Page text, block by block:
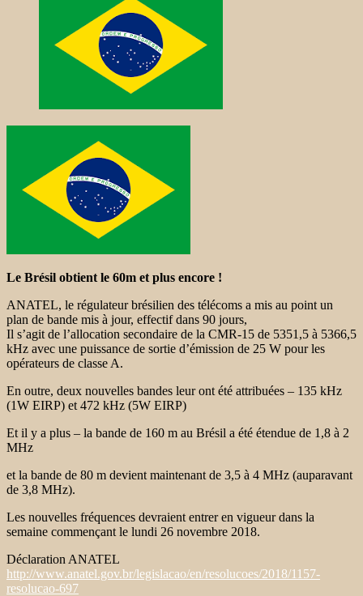
Le Brésil obtient le 60m et plus encore !
ANATEL, le régulateur brésilien des télécoms a mis au point un
plan de bande mis à jour, effectif dans 90 jours,
Il s’agit de l’allocation secondaire de la CMR-15 de 5351,5 à 5366,5
kHz avec une puissance de sortie d’émission de 25 W pour les
opérateurs de classe A.
En outre, deux nouvelles bandes leur ont été attribuées – 135 kHz
(1W EIRP) et 472 kHz (5W EIRP)
Et il y a plus – la bande de 160 m au Brésil a été étendue de 1,8 à 2
MHz
et la bande de 80 m devient maintenant de 3,5 à 4 MHz (auparavant
de 3,8 MHz).
Les nouvelles fréquences devraient entrer en vigueur dans la
semaine commençant le lundi 26 novembre 2018.
Déclaration ANATEL
http://www.anatel.gov.br/legislacao/en/resolucoes/2018/1157-
resolucao-697